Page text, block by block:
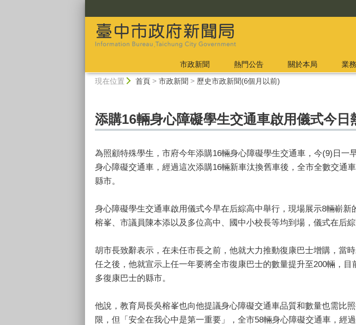
市政新聞 熱門公告 關於本局 業
現在位置 首頁> 市政新聞 > 歷史市政新聞(6個月以前)
添購16輛身心障礙學生交通車啟用儀式今日
為照顧特殊學生，市府今年添購16輛身心障礙學生交通車，今(9)日
身心障礙交通車，經過這次添購16輛新車汰換舊車後，全市全數交通
縣市。
身心障礙學生交通車啟用儀式今早在后綜高中舉行，現場展示8輛嶄
榕峯、市議員陳本添以及多位高中、國中小校長等均到場，儀式在后
胡市長致辭表示，在未任市長之前，他就大力推動復康巴士增購，當
任之後，他就宣示上任一年要將全市復康巴士的數量提升至200輛，
多復康巴士的縣市。
他說，教育局長吳榕峯也向他提議身心障礙交通車品質和數量也需比
限，但「安全在我心中是第一重要」，全市58輛身心障礙交通車，經